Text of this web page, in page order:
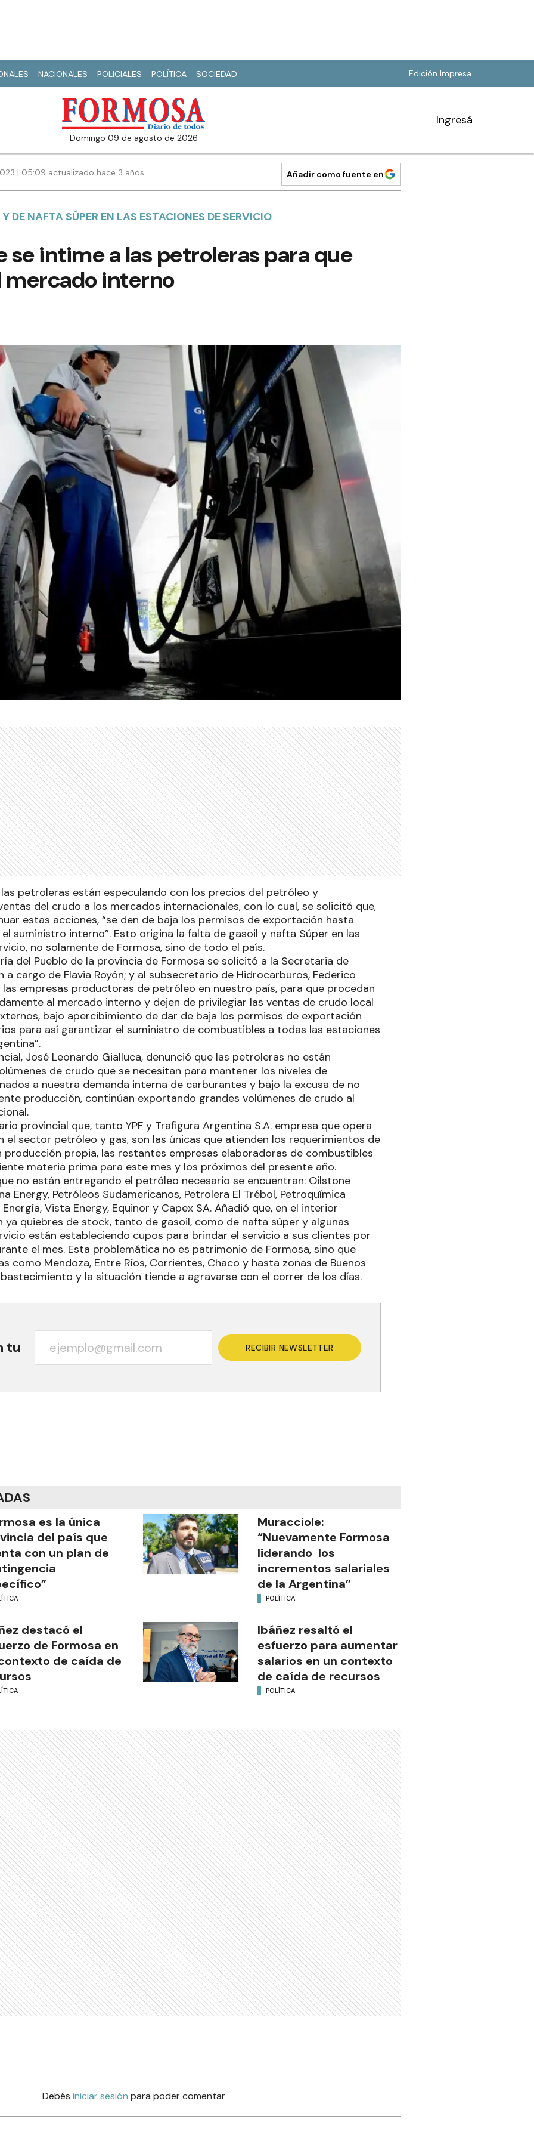
NACIONALES POLICIALES POLÍTICA SOCIEDAD Edición Impresa
domingo 09 de agosto de 2026
Ingresá
| 05:09 actualizado hace 3 años Añadir como fuente en
DE NAFTA SÚPER EN LAS ESTACIONES DE SERVICIO
se intime a las petroleras para que
mercado interno
petroleras están especulando con los precios del petróleo y
del crudo a los mercados internacionales, con lo cual, se solicitó que,
estas acciones, “se den de baja los permisos de exportación hasta
suministro interno”. Esto origina la falta de gasoil y nafta Súper en las
no solamente de Formosa, sino de todo el país.
del Pueblo de la provincia de Formosa se solicitó a la Secretaria de
a cargo de Flavia Royón; y al subsecretario de Hidrocarburos, Federico
las empresas productoras de petróleo en nuestro país, para que procedan
al mercado interno y dejen de privilegiar las ventas de crudo local
bajo apercibimiento de dar de baja los permisos de exportación
para así garantizar el suministro de combustibles a todas las estaciones
José Leonardo Gialluca, denunció que las petroleras no están
de crudo que se necesitan para mantener los niveles de
a nuestra demanda interna de carburantes y bajo la excusa de no
producción, continúan exportando grandes volúmenes de crudo al
provincial que, tanto YPF y Trafigura Argentina S.A. empresa que opera
el sector petróleo y gas, son las únicas que atienden los requerimientos de
producción propia, las restantes empresas elaboradoras de combustibles
materia prima para este mes y los próximos del presente año.
no están entregando el petróleo necesario se encuentran: Oilstone
Energy, Petróleos Sudamericanos, Petrolera El Trébol, Petroquímica
Energía, Vista Energy, Equinor y Capex SA. Añadió que, en el interior
ya quiebres de stock, tanto de gasoil, como de nafta súper y algunas
están estableciendo cupos para brindar el servicio a sus clientes por
el mes. Esta problemática no es patrimonio de Formosa, sino que
como Mendoza, Entre Ríos, Corrientes, Chaco y hasta zonas de Buenos
y la situación tiende a agravarse con el correr de los días.
tu RECIBIR NEWSLETTER
es la única
del país que
con un plan de
Muracciole:
“Nuevamente Formosa
liderando los
incrementos salariales
de la Argentina”
POLÍTICA
destacó el
de Formosa en
de caída de
Ibáñez resaltó el
esfuerzo para aumentar
salarios en un contexto
de caída de recursos
POLÍTICA
Debés iniciar sesión para poder comentar